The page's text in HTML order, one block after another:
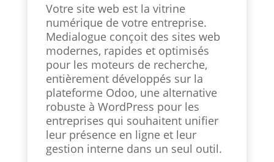
Votre site web est la vitrine
numérique de votre entreprise.
Medialogue conçoit des sites web
modernes, rapides et optimisés
pour les moteurs de recherche,
entièrement développés sur la
plateforme Odoo, une alternative
robuste à WordPress pour les
entreprises qui souhaitent unifier
leur présence en ligne et leur
gestion interne dans un seul outil.